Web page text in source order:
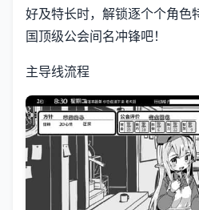
好及特长时，解锁逐个个角色
国顶级公会间名冲锋吧！
主导线流程